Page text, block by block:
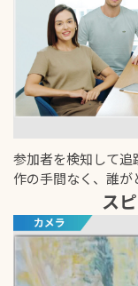
参加者を検知して
作の手間なく、誰が
ス